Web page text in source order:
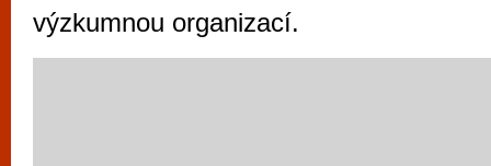
výzkumnou organizací.